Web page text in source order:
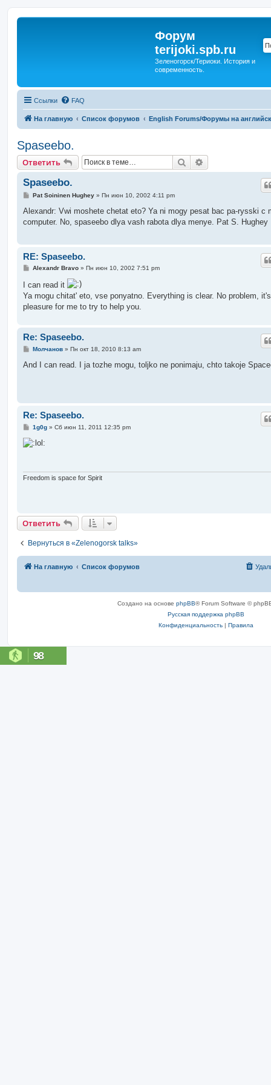
Форум
terijoki.spb.ru
Зеленогорск/Териоки. История и
современность.
Ссылки FAQ
На главную Список форумов English Forums/Форумы на
Spaseebo.
Ответить Поиск
Spaseebo.
С
о
щ
и
е
Pat Soininen Hughey» Пн июн 10, 2002 4:11 pm
Alexandr: Vwi moshete chetat eto? Ya ni mogy pesat bac pa-rysski c
computer. No, spaseebo dlya vash rabota dlya menye. Pat S. Hughey
RE: Spaseebo.
С
б
щ
н
Alexandr Bravo» Пн июн 10, 2002 7:51 pm
I can read it
Ya mogu chitat' eto, vse ponyatno. Everything is clear. No problem,
pleasure for me to try to help you.
Re: Spaseebo.
С
о
Молчанов» Пн окт 18, 2010 8:13 am
And I can read. I ja tozhe mogu, toljko ne ponimaju, chto takoje
Re: Spaseebo.
С
о
б
и
1g0g» Сб июн 11, 2011 12:35 pm
Freedom is space for Spirit
Ответить
Вернуться в «Zelenogorsk talks»
На главную Список форумов
Создано на основе phpBB® Forum Software ©
Русская поддержка phpBB
Конфиденциальность | Правила
98